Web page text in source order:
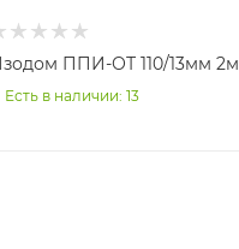
ППИ-ОТ 110/13мм 2м
Есть в наличии: 13